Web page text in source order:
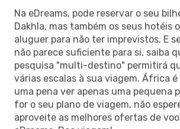
Na eDreams, pode reservar o seu
Dakhla, mas também os seus hotéis
aluguer para não ter imprevistos. E
não parece suficiente para si, saiba
pesquisa "multi-destino" permitirá
várias escalas à sua viagem. África é
uma pena ver apenas uma pequena
for o seu plano de viagem, não
aproveite as melhores ofertas de